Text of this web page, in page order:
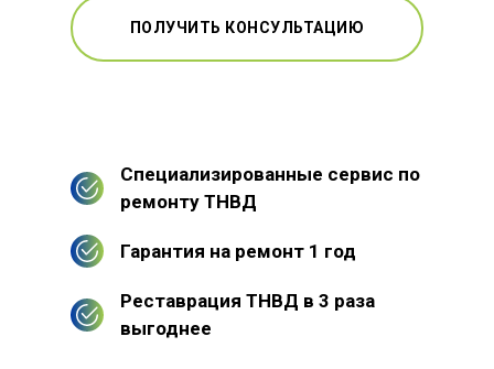
ПОЛУЧИТЬ КОНСУЛЬТАЦИЮ
Специализированные сервис по
ремонту ТНВД
Гарантия на ремонт 1 год
Реставрация ТНВД в 3 раза
выгоднее